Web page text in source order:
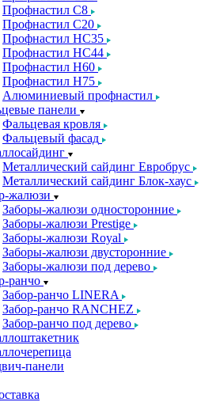
Профнастил С8
Профнастил С20
Профнастил НС35
Профнастил НС44
Профнастил Н60
Профнастил Н75
Алюминиевый профнастил
панели
Фальцевая кровля
Фальцевый фасад
Металлический сайдинг Евробрус
Металлический сайдинг Блок-хаус
жалюзи
Заборы-жалюзи односторонние
Заборы-жалюзи Prestige
Заборы-жалюзи Royal
Заборы-жалюзи двусторонние
Заборы-жалюзи под дерево
ранчо
Забор-ранчо LINERA
Забор-ранчо RANCHEZ
Забор-ранчо под дерево
панели